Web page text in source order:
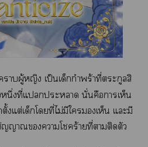
าผู้หญิง เป็นเด็กกำพร้าที่ตระกูลสิ
หนึ่งที่แะา นั่นคือาเห็น
งแต่เด็กโที่ไม่มีใเห็น แะมี
ญาณาโร้ายที่าติดตัว